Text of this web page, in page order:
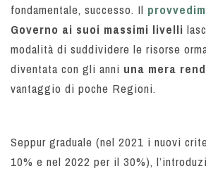
fondamentale, successo. Il
Governo ai suoi massimi livelli
modalità di suddividere le risorse
diventata con gli anni una mera
vantaggio di poche Regioni.
Seppur graduale (nel 2021 i nuovi
10% e nel 2022 per il 30%),